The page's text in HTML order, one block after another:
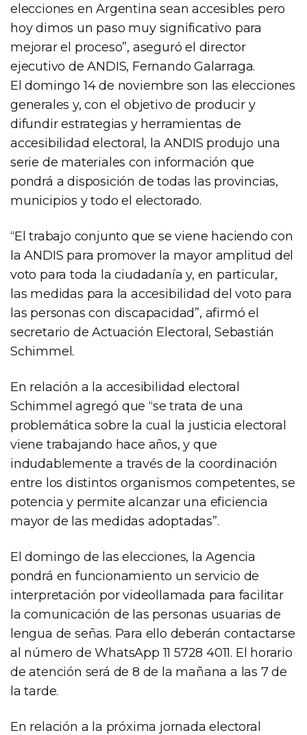
elecciones en Argentina sean accesibles pero
hoy dimos un paso muy significativo para
mejorar el proceso”, aseguró el director
ejecutivo de ANDIS, Fernando Galarraga.
El domingo 14 de noviembre son las elecciones
generales y, con el objetivo de producir y
difundir estrategias y herramientas de
accesibilidad electoral, la ANDIS produjo una
serie de materiales con información que
pondrá a disposición de todas las provincias,
municipios y todo el electorado.
“El trabajo conjunto que se viene haciendo con
la ANDIS para promover la mayor amplitud del
voto para toda la ciudadanía y, en particular,
las medidas para la accesibilidad del voto para
las personas con discapacidad”, afirmó el
secretario de Actuación Electoral, Sebastián
Schimmel.
En relación a la accesibilidad electoral
Schimmel agregó que “se trata de una
problemática sobre la cual la justicia electoral
viene trabajando hace años, y que
indudablemente a través de la coordinación
entre los distintos organismos competentes, se
potencia y permite alcanzar una eficiencia
mayor de las medidas adoptadas”.
El domingo de las elecciones, la Agencia
pondrá en funcionamiento un servicio de
interpretación por videollamada para facilitar
la comunicación de las personas usuarias de
lengua de señas. Para ello deberán contactarse
al número de WhatsApp 11 5728 4011. El horario
de atención será de 8 de la mañana a las 7 de
la tarde.
En relación a la próxima jornada electoral